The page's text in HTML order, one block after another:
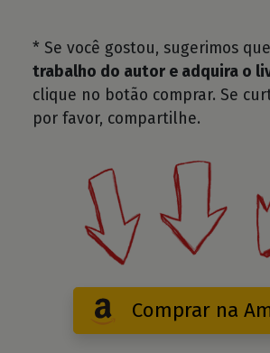
* Se você gostou, sugerimos que
trabalho do autor e adquira o
clique no botão comprar. Se
por favor, compartilhe.
Comprar na